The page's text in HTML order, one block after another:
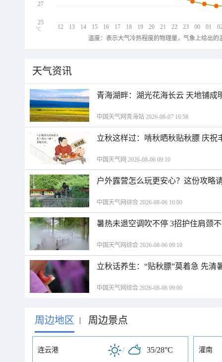
12 13 14 15 16 17 18 19 20 21 22 23 00 01
27
25
℃
温度：表示大气冷热程度的物理量，气象上给出
天气资讯
青海湖畔：湖光花海长云 天地铺成
中国天气网青海站 2026-08-07 10:58
立秋这样过：啃秋晒秋贴秋膘 庆祝
中国天气网 2026-08-06 09:10
户外露营怎么玩更安心？这份攻略
中国天气网综合 2026-08-06 10:00
暑热未退空调吹不停 3招护住肩颈
中国天气网综合 2026-08-06 09:10
立秋话养生：“贴秋膘”莫着急 先清
中国天气网综合 2026-08-06 09:00
周边地区 | 周边景点
连云港 / 35/28°C 灌南